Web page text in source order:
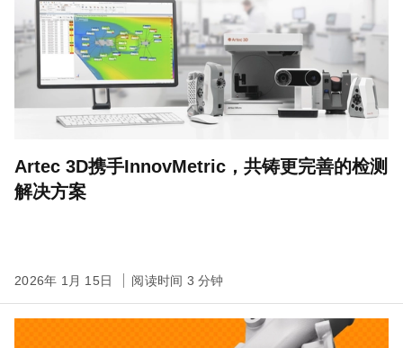
Artec 3D携手InnovMetric，共铸更完善的检测
解决方案
2026年 1月 15日 阅读时间 3 分钟